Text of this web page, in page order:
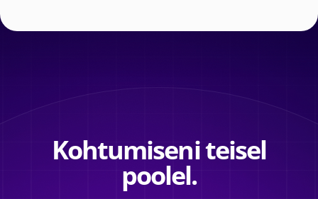
Kohtumiseni teisel
poolel.